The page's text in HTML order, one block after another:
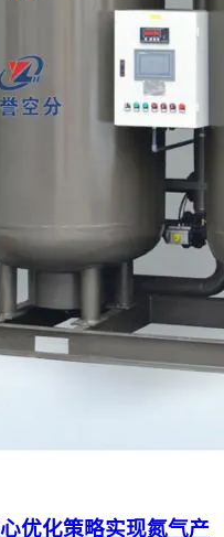
优化策略实现氮气产